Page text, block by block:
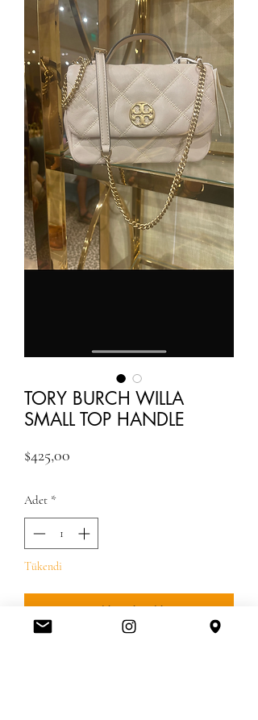
TORY BURCH WILLA
SMALL TOP HANDLE
$425,00
Adet *
Tükendi
Geldiğinde Bildir